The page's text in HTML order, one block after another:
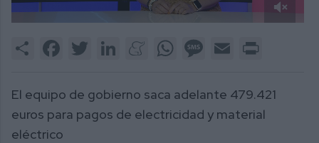
6
Share FacebookTwitter LinkedInMeneameWhatsAppMessage
Email
El equipo de gobierno saca adelante 479.421
euros para pagos de electricidad y material
eléctrico